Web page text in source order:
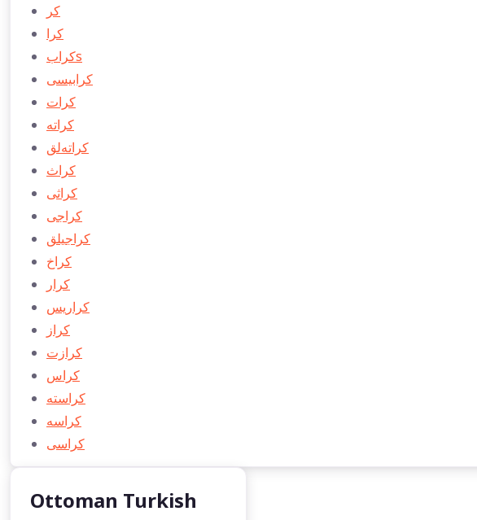
كر
كرا
كرابs
كرابیسی
كرات
كراته
كراته‌لق
كراث
كراثی
كراجی
كراجیلق
كراخ
كرار
كراريس
كراز
كرازت
كراس
كراسته
كراسه
كراسی
Ottoman Turkish